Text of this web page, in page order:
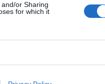
or Sharing
for which it
cariño